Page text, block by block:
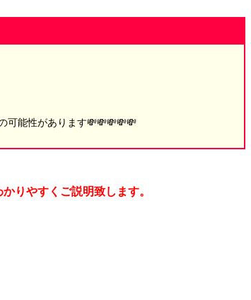
可能性があります💸💸💸💸💸
りやすくご説明致します。